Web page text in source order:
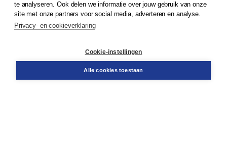
Klantenservice
Service & informatie
Contact
te analyseren. Ook delen we informatie over jouw gebruik van onze
site met onze partners voor social media, adverteren en analyse.
Privacy- en cookieverklaring
Cookie-instellingen
Alle cookies toestaan